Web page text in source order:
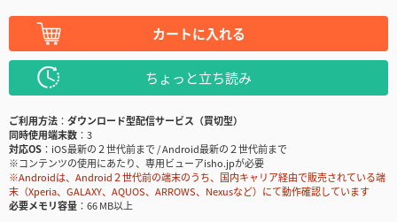
カートに入れる
ちょっと立ち読み
ご利用方法
ダウンロード型配信サービス（買切型）
同時使用端末数
3
対応OS
iOS最新の２世代前まで / Android最新の２世代前まで
※コンテンツの使用にあたり、専用ビューアisho.jpが必要
※Androidは、Android２世代前の端末のうち、国内キャリア経由で販売されている端
末（Xperia、GALAXY、AQUOS、ARROWS、Nexusなど）にて動作確認しています
必要メモリ容量
66 MB以上